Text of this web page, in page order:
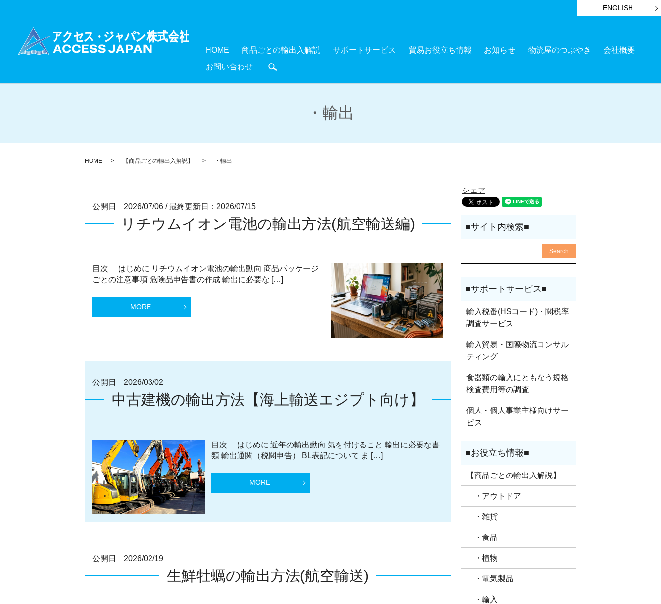
ENGLISH
HOME 商品ごとの輸出入解説 サポートサービス 貿易お役立ち情報 お知らせ 物流屋のつぶやき
会社概要
お問い合わせ
・輸出
HOME 【商品ごとの輸出入解説】 ・輸出
公開日：2026/07/06 /最終更新日：2026/07/15
リチウムイオン電池の輸出方法(航空輸送編)
目次 はじめに リチウムイオン電池の輸出動向 商品パッケージ
ごとの注意事項 危険品申告書の作成 輸出に必要な […]
MORE
公開日： 2026/03/02
中古建機の輸出方法【海上輸送エジプト向け】
目次 はじめに 近年の輸出動向 気を付けること 輸出に必要な書
類 輸出通関（税関申告） BL表記について ま […]
MORE
公開日： 2026/02/19
生鮮牡蠣の輸出方法(航空輸送)
シェア
輸入税番(HSコード)・関税率
調査サービス
輸入貿易・国際物流コンサル
ティング
食器類の輸入にともなう規格
検査費用等の調査
個人・個人事業主様向けサー
ビス
【商品ごとの輸出入解説】
・アウトドア
・雑貨
・食品
・植物
・電気製品
・輸入